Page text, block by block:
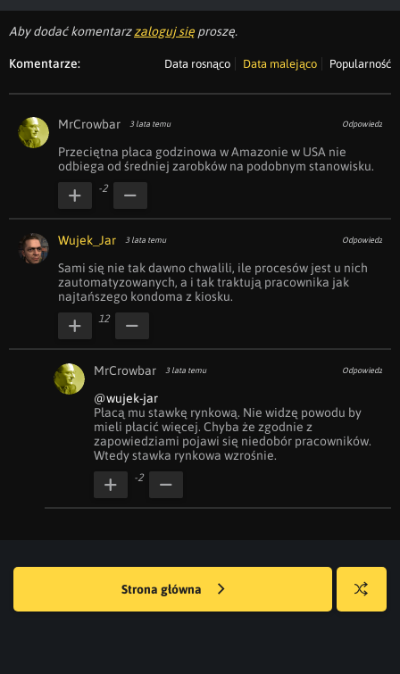
Aby dodać komentarzzaloguj się proszę.
Komentarze: Data rosnąco Data malejąco Popularność
MrCrowbar 3 lata temu Odpowiedz
Przeciętna płaca godzinowa w Amazonie w USA nie
odbiega od średniej zarobków na podobnym stanowisku.
-2
Wujek_Jar 3 lata temu Odpowiedz
Sami się nie tak dawno chwalili, ile procesów jest u nich
zautomatyzowanych, a i tak traktują pracownika jak
najtańszego kondoma z kiosku.
12
MrCrowbar 3 lata temu Odpowiedz
@wujek-jar
Płacą mu stawkę rynkową. Nie widzę powodu by
mieli płacić więcej. Chyba że zgodnie z
zapowiedziami pojawi się niedobór pracowników.
Wtedy stawka rynkowa wzrośnie.
-2
Strona główna